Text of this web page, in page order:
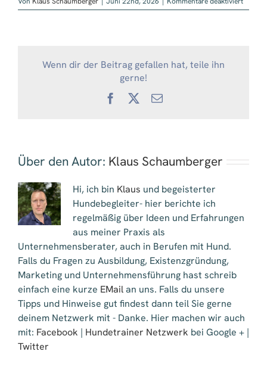
Wenn dir der Beitrag gefallen hat, teile ihn
gerne!
Facebook
X
E-
Über den Autor: Klaus Schaumberger
Hi, ich bin Klaus und begeisterter
Hundebegleiter- hier berichte ich
regelmäßig über Ideen und Erfahrungen
aus meiner Praxis als
Unternehmensberater, auch in Berufen mit Hund.
Falls du Fragen zu Ausbildung, Existenzgründung,
Marketing und Unternehmensführung hast schreib
einfach eine kurze EMailan uns. Falls du unsere
Tipps und Hinweise gut findest dann teil Sie gerne
deinem Netzwerk mit - Danke. Hier machen wir auch
mit: Facebook | Hundetrainer Netzwerk bei Google + |
Twitter